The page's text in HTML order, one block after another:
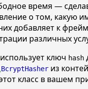
время —
о том, какую
добавляет к
различных
использует ключ hash
BcryptHasher из
класс в вашем